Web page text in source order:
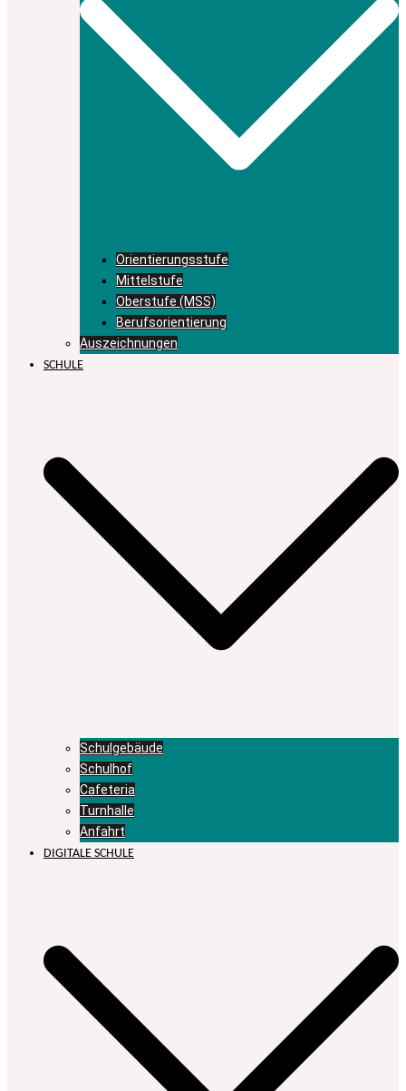
Orientierungsstufe
Mittelstufe
Oberstufe (MSS)
Berufsorientierung
Auszeichnungen
SCHULE
Schulgebäude
Schulhof
Cafeteria
Turnhalle
Anfahrt
DIGITALE SCHULE